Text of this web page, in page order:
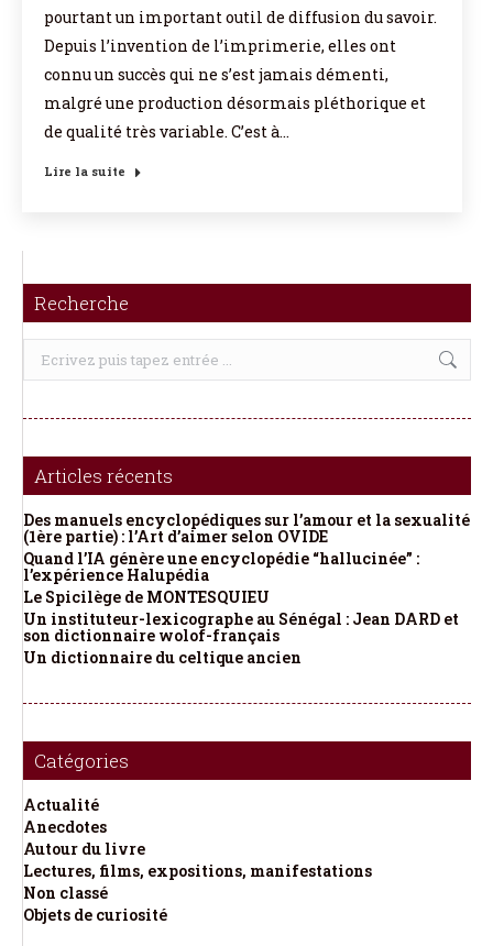
pourtant un important outil de diffusion du savoir.
Depuis l’invention de l’imprimerie, elles ont
connu un succès qui ne s’est jamais démenti,
malgré une production désormais pléthorique et
de qualité très variable. C’est à…
Lire la suite
Recherche
Recherche
Articles récents
Des manuels encyclopédiques sur l’amour et la sexualité
(1ère partie) : l’Art d’aimer selon OVIDE
Quand l’IA génère une encyclopédie “hallucinée” :
l’expérience Halupédia
Le Spicilège de MONTESQUIEU
Un instituteur-lexicographe au Sénégal : Jean DARD et
son dictionnaire wolof-français
Un dictionnaire du celtique ancien
Catégories
Actualité
Anecdotes
Autour du livre
Lectures, films, expositions, manifestations
Non classé
Objets de curiosité